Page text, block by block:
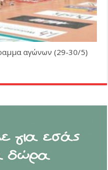
αγώνων (29-30/5)